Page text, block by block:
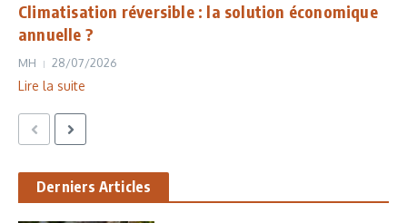
Climatisation réversible : la solution économique
annuelle ?
MH 28/07/2026
Lire la suite
Derniers Articles